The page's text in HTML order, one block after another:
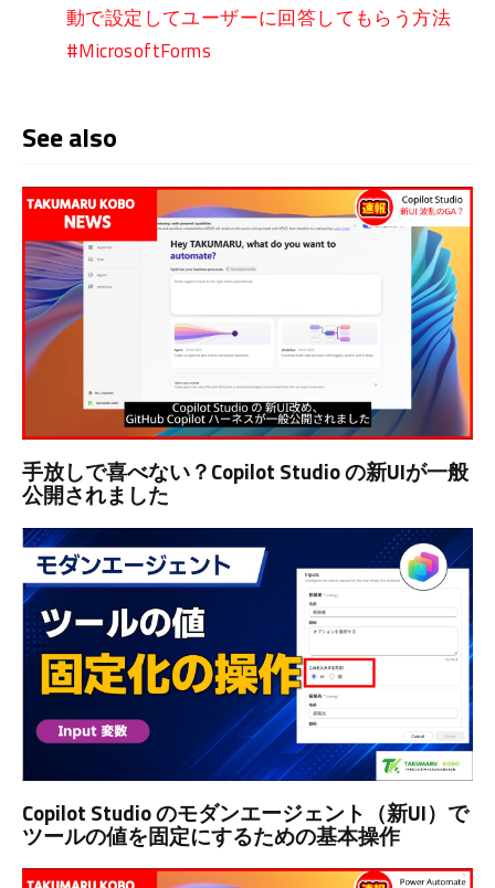
動で設定してユーザーに回答してもらう方法
#MicrosoftForms
See also
手放しで喜べない？Copilot Studio の新UIが一般
公開されました
Copilot Studio のモダンエージェント（新UI）で
ツールの値を固定にするための基本操作